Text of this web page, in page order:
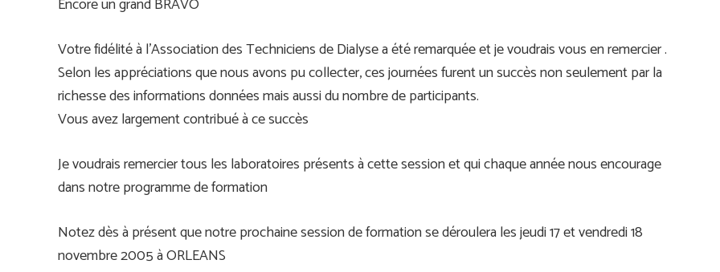
Encore un grand BRAVO
Votre fidélité à l’Association des Techniciens de Dialyse a été remarquée et je voudrais vous en remercier .
Selon les appréciations que nous avons pu collecter, ces journées furent un succès non seulement par la
richesse des informations données mais aussi du nombre de participants.
Vous avez largement contribué à ce succès
Je voudrais remercier tous les laboratoires présents à cette session et qui chaque année nous encourage
dans notre programme de formation
Notez dès à présent que notre prochaine session de formation se déroulera les jeudi 17 et vendredi 18
novembre 2005 à ORLEANS